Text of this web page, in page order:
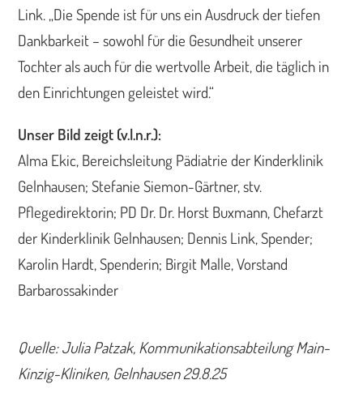
Link. „Die Spende ist für uns ein Ausdruck der tiefen
Dankbarkeit – sowohl für die Gesundheit unserer
Tochter als auch für die wertvolle Arbeit, die täglich in
den Einrichtungen geleistet wird.“
Unser Bild zeigt (v.l.n.r.):
Alma Ekic, Bereichsleitung Pädiatrie der Kinderklinik
Gelnhausen; Stefanie Siemon-Gärtner, stv.
Pflegedirektorin; PD Dr. Dr. Horst Buxmann, Chefarzt
der Kinderklinik Gelnhausen; Dennis Link, Spender;
Karolin Hardt, Spenderin; Birgit Malle, Vorstand
Barbarossakinder
Quelle: Julia Patzak, Kommunikationsabteilung Main-
Kinzig-Kliniken, Gelnhausen 29.8.25